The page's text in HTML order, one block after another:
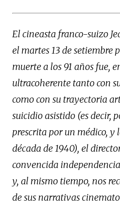
El cineasta franco-suizo
el martes 13 de setiembre
muerte a los 91 años fue,
ultracoherente tanto con
como con su trayectoria
suicidio asistido (es decir,
prescrita por un médico, y
década de 1940), el
convencida
y, al mismo tiempo, nos
de sus narrativas